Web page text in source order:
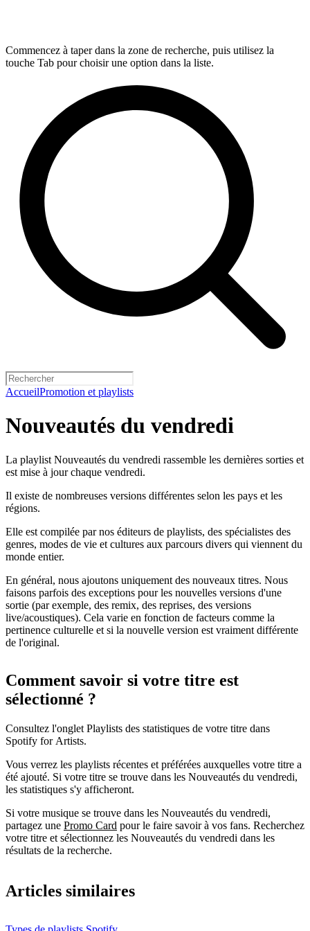
Commencez à taper dans la zone de recherche, puis utilisez la
touche Tab pour choisir une option dans la liste.
AccueilPromotion et playlists
Nouveautés du vendredi
La playlist Nouveautés du vendredi rassemble les dernières sorties et
est mise à jour chaque vendredi.
Il existe de nombreuses versions différentes selon les pays et les
régions.
Elle est compilée par nos éditeurs de playlists, des spécialistes des
genres, modes de vie et cultures aux parcours divers qui viennent du
monde entier.
En général, nous ajoutons uniquement des nouveaux titres. Nous
faisons parfois des exceptions pour les nouvelles versions d'une
sortie (par exemple, des remix, des reprises, des versions
live/acoustiques). Cela varie en fonction de facteurs comme la
pertinence culturelle et si la nouvelle version est vraiment différente
de l'original.
Comment savoir si votre titre est
sélectionné ?
Consultez l'onglet Playlists des statistiques de votre titre dans
Spotify for Artists.
Vous verrez les playlists récentes et préférées auxquelles votre titre a
été ajouté. Si votre titre se trouve dans les Nouveautés du vendredi,
les statistiques s'y afficheront.
Si votre musique se trouve dans les Nouveautés du vendredi,
partagez une Promo Card pour le faire savoir à vos fans. Recherchez
votre titre et sélectionnez les Nouveautés du vendredi dans les
résultats de la recherche.
Articles similaires